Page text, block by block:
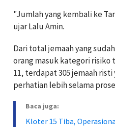
"Jumlah yang kembali ke
ujar Lalu Amin.
Dari total jemaah yang
orang masuk kategori
11, terdapat 305 jemaah
perhatian lebih selama
Baca juga:
Kloter 15 Tiba,